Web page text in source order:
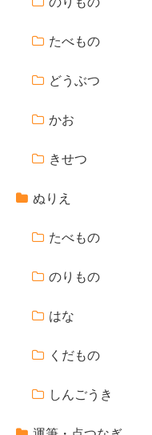
たべもの
どうぶつ
かお
きせつ
ぬりえ
たべもの
のりもの
はな
くだもの
しんごうき